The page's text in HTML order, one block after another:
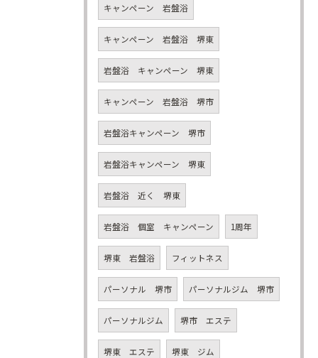
キャンペーン 岩盤浴
キャンペーン 岩盤浴 堺東
岩盤浴 キャンペーン 堺東
キャンペーン 岩盤浴 堺市
岩盤浴キャンペーン 堺市
岩盤浴キャンペーン 堺東
岩盤浴 近く 堺東
岩盤浴 個室 キャンペーン 1周年
堺東 岩盤浴 フィットネス
パーソナル 堺市 パーソナルジム 堺市
パーソナルジム 堺市 エステ
堺東 エステ 堺東 ジム